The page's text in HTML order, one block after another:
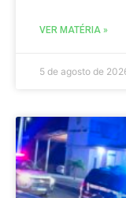
VER MATÉRIA »
5 de agosto de